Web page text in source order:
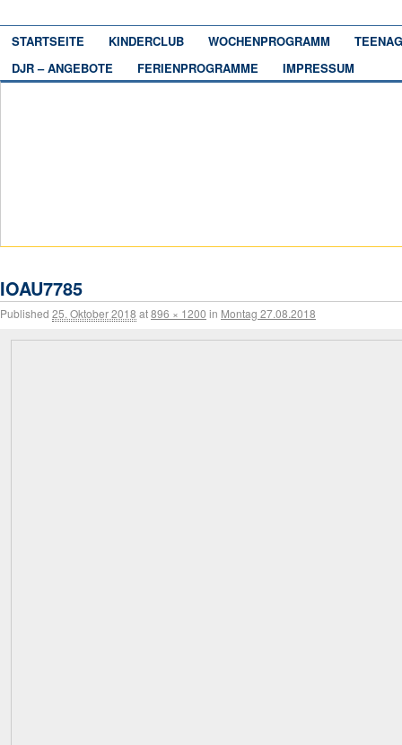
STARTSEITE KINDERCLUB WOCHENPROGRAMM
DJR – ANGEBOTE
FERIENPROGRAMME IMPRESSUM
IOAU7785
Published 25. Oktober 2018 at896 × 1200 in Montag 27.08.2018